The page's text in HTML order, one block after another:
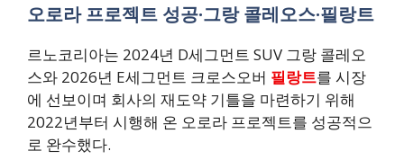
오로라 프로젝트 성공·그랑 콜레오스·필랑트
르노코리아는 2024년 D세그먼트 SUV 그랑 콜레오
스와 2026년 E세그먼트 크로스오버 필랑트를 시장
에 선보이며 회사의 재도약 기틀을 마련하기 위해
2022년부터 시행해 온 오로라 프로젝트를 성공적으
로 완수했다.